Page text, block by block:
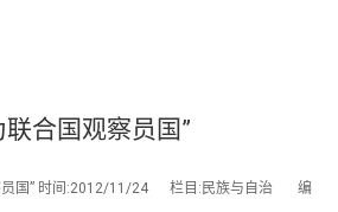
合国观察员国”
员国” 时间:2012/11/24 栏目:民族与自治 编